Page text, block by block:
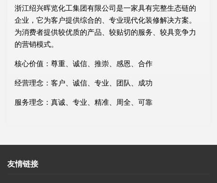
浙江绍兴晖览化工集团有限公司是一家具有完整生态链的
企业，它为客户提供综合的、专业现代化装修解决方案。
为消费者提供较优质的产品、较贴切的服务、较具竞争力
的营销模式。
核心价值：尊重、诚信、推崇、感恩、合作
经营理念：客户、诚信、专业、团队、成功
服务理念：真诚、专业、精准、周全、可靠
友情链接